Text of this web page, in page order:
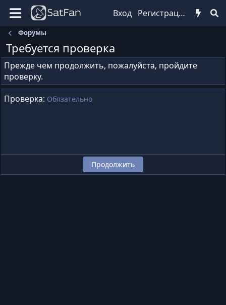
Вход Регистрация
Форумы
Требуется проверка
Прежде чем продолжить, пожалуйста, пройдите
проверку.
Проверка Обязательно
Продолжить